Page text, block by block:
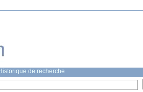
de recherche